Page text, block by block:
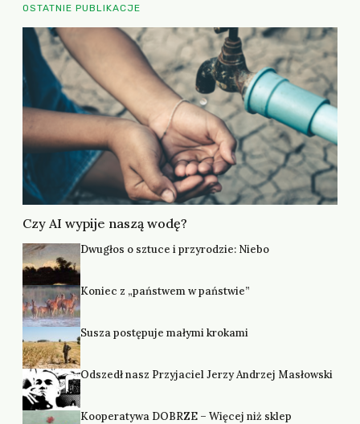
OSTATNIE PUBLIKACJE
Czy AI wypije naszą wodę?
Dwugłos o sztuce i przyrodzie: Niebo
Koniec z „państwem w państwie”
Susza postępuje małymi krokami
Odszedł nasz Przyjaciel Jerzy Andrzej Masłowski
Kooperatywa DOBRZE – Więcej niż sklep